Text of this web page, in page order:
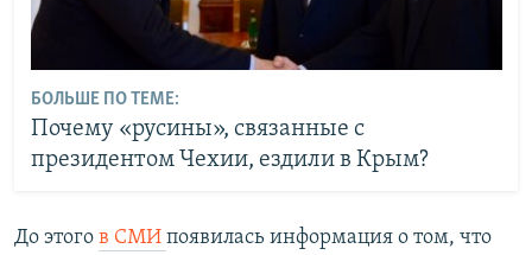
БОЛЬШЕ ПО ТЕМЕ:
Почему «русины», связанные с
президентом Чехии, ездили в Крым?
До этого в СМИ появилась информация о том, что